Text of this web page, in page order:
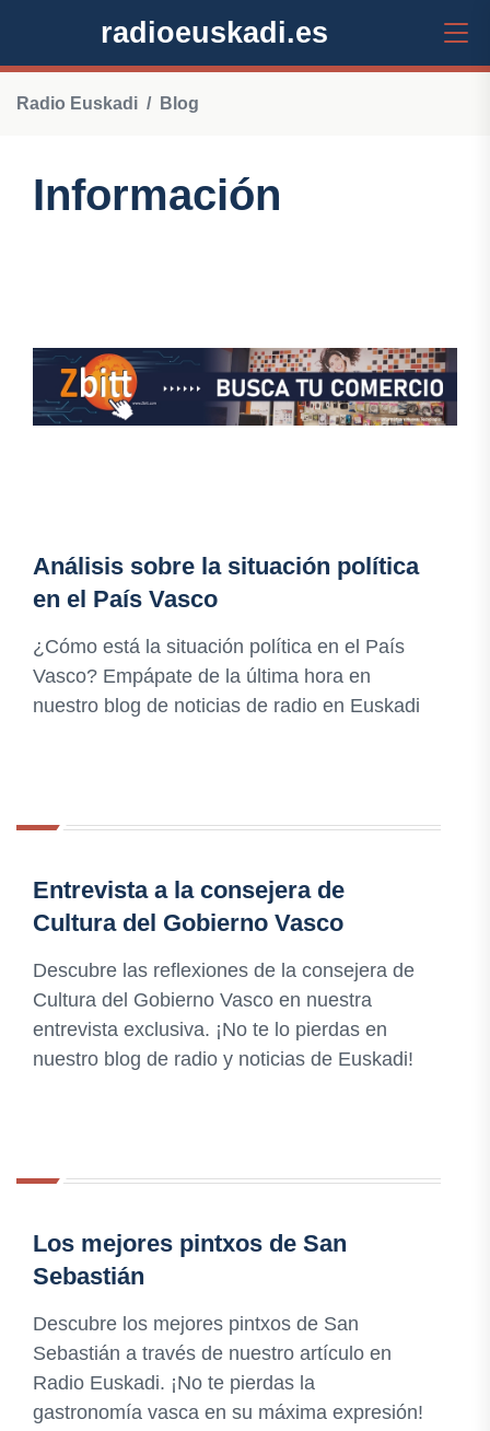
radioeuskadi.es
Radio Euskadi Blog
Información
Análisis sobre la situación política
en el País Vasco
¿Cómo está la situación política en el País
Vasco? Empápate de la última hora en
nuestro blog de noticias de radio en Euskadi
Entrevista a la consejera de
Cultura del Gobierno Vasco
Descubre las reflexiones de la consejera de
Cultura del Gobierno Vasco en nuestra
entrevista exclusiva. ¡No te lo pierdas en
nuestro blog de radio y noticias de Euskadi!
Los mejores pintxos de San
Sebastián
Descubre los mejores pintxos de San
Sebastián a través de nuestro artículo en
Radio Euskadi. ¡No te pierdas la
gastronomía vasca en su máxima expresión!